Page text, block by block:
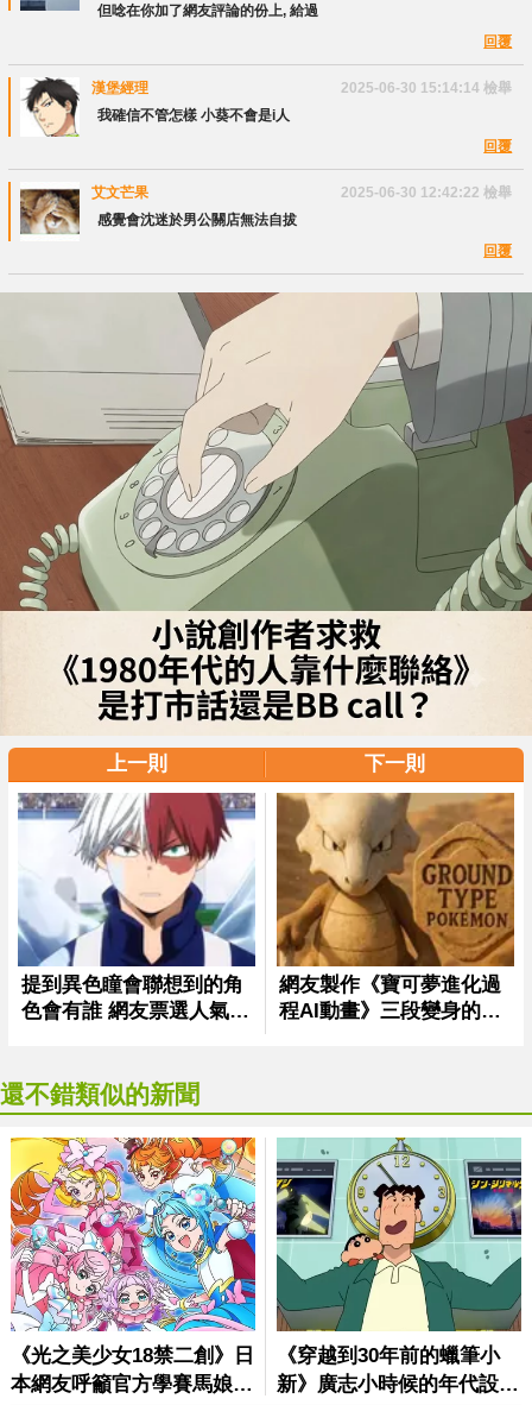
但唸在你加了網友評論的份上, 給過
回覆
漢堡經理 2025-06-30 15:14:14 檢舉
我確信不管怎樣 小葵不會是i人
回覆
艾文芒果 2025-06-30 12:42:22 檢舉
感覺會沈迷於男公關店無法自拔
回覆
上一則 下一則
還不錯類似的新聞